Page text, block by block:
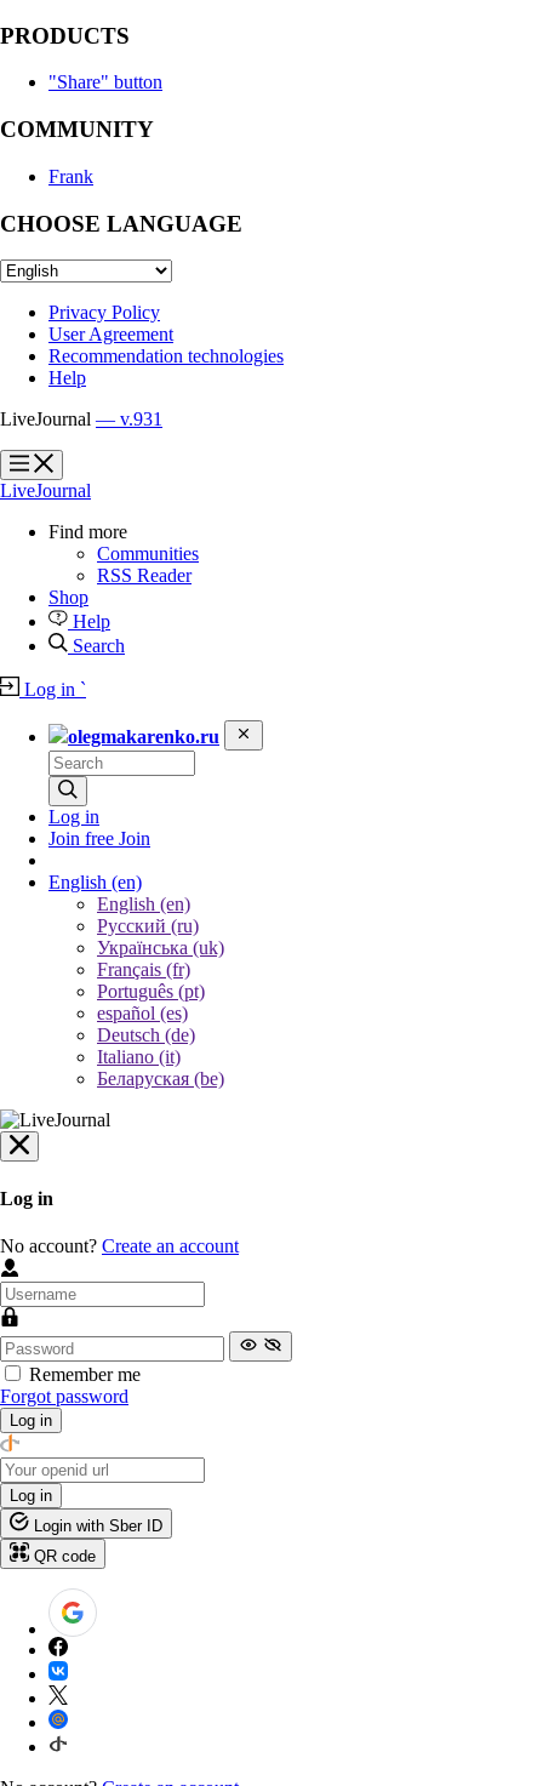
PRODUCTS
"Share" button
COMMUNITY
Frank
CHOOSE LANGUAGE
Privacy Policy
User Agreement
Recommendation technologies
Help
LiveJournal — v.931
?
?
LiveJournal
Find more
Communities
RSS Reader
Shop
Help
Search
Log in `
olegmakarenko.ru
Log in
Join free Join
English (en)
English (en)
Русский (ru)
Українська (uk)
Français (fr)
Português (pt)
español (es)
Deutsch (de)
Italiano (it)
Беларуская (be)
Log in
No account? Create an account
Remember me
Forgot password
Log in
Log in
Login with Sber ID
QR code